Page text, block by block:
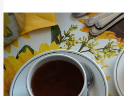
Frankreich?–
Anmeldeschluss
16.
Juni